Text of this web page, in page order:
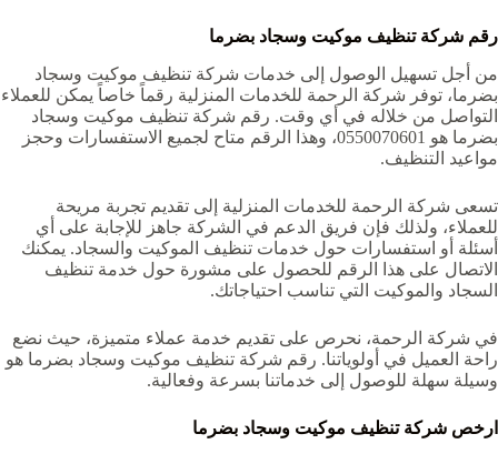
رقم شركة تنظيف موكيت وسجاد بضرما‏‏‏
من أجل تسهيل الوصول إلى خدمات شركة تنظيف موكيت وسجاد
بضرما‏‏‏، توفر شركة الرحمة للخدمات المنزلية رقماً خاصاً يمكن للعملاء
التواصل من خلاله في أي وقت. رقم شركة تنظيف موكيت وسجاد
بضرما‏‏‏ هو 0550070601، وهذا الرقم متاح لجميع الاستفسارات وحجز
مواعيد التنظيف.
تسعى شركة الرحمة للخدمات المنزلية إلى تقديم تجربة مريحة
للعملاء، ولذلك فإن فريق الدعم في الشركة جاهز للإجابة على أي
أسئلة أو استفسارات حول خدمات تنظيف الموكيت والسجاد. يمكنك
الاتصال على هذا الرقم للحصول على مشورة حول خدمة تنظيف
السجاد والموكيت التي تناسب احتياجاتك.
في شركة الرحمة، نحرص على تقديم خدمة عملاء متميزة، حيث نضع
راحة العميل في أولوياتنا. رقم شركة تنظيف موكيت وسجاد بضرما‏‏‏ هو
وسيلة سهلة للوصول إلى خدماتنا بسرعة وفعالية.
ارخص شركة تنظيف موكيت وسجاد بضرما‏‏‏